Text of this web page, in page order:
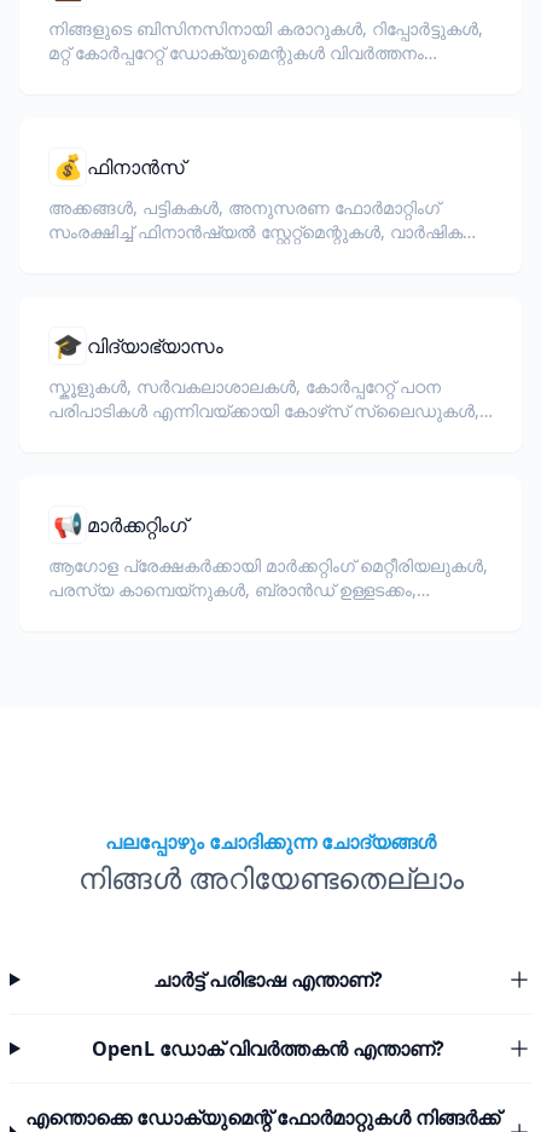
നിങ്ങളുടെ ബിസിനസിനായി കരാറുകൾ, റിപ്പോർട്ടുകൾ,
മറ്റ് കോർപ്പറേറ്റ് ഡോക്യുമെന്റുകൾ വിവർത്തനം
💰 ഫിനാൻസ്
അക്കങ്ങൾ, പട്ടികകൾ, അനുസരണ ഫോർമാറ്റിംഗ്
സംരക്ഷിച്ച് ഫിനാൻഷ്യൽ സ്റ്റേറ്റ്മെന്റുകൾ, വാർഷിക
🎓 വിദ്യാഭ്യാസം
സ്കൂളുകൾ, സർവകലാശാലകൾ, കോർപ്പറേറ്റ് പഠന
പരിപാടികൾ എന്നിവയ്ക്കായി കോഴ്‌സ് സ്ലൈഡുകൾ,
📢 മാർക്കറ്റിംഗ്
ആഗോള പ്രേക്ഷകർക്കായി മാർക്കറ്റിംഗ് മെറ്റീരിയലുകൾ,
പരസ്യ കാമ്പെയ്‌നുകൾ, ബ്രാൻഡ് ഉള്ളടക്കം,
പലപ്പോഴും ചോദിക്കുന്ന ചോദ്യങ്ങൾ
നിങ്ങൾ അറിയേണ്ടതെല്ലാം
ചാർട്ട് പരിഭാഷ എന്താണ്?
OpenL ഡോക് വിവർത്തകൻ എന്താണ്?
എന്തൊക്കെ ഡോക്യുമെന്റ് ഫോർമാറ്റുകൾ നിങ്ങർക്ക്